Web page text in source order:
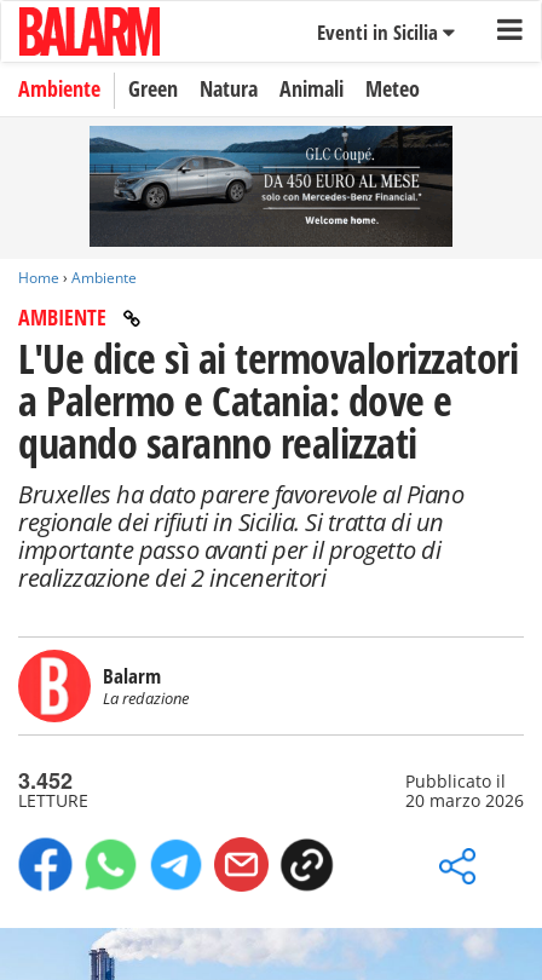
Eventi in Sicilia
Ambiente Green Natura Animali Meteo
Home › Ambiente
AMBIENTE
L'Ue dice sì ai termovalorizzatori
a Palermo e Catania: dove e
quando saranno realizzati
Bruxelles ha dato parere favorevole al Piano
regionale dei rifiuti in Sicilia. Si tratta di un
importante passo avanti per il progetto di
realizzazione dei 2 inceneritori
Balarm
La redazione
3.452
LETTURE
Pubblicato il
20 marzo 2026